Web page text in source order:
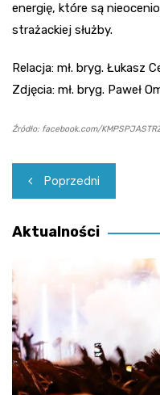
energię, które są
strażackiej służby.
Relacja: mł. bryg. Łukasz
Zdjęcia: mł. bryg. Paweł
Źródło: facebook.com/
Nawigacja
wpisu
Poprzedni
Aktualności